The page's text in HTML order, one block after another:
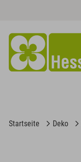
Startseite Deko